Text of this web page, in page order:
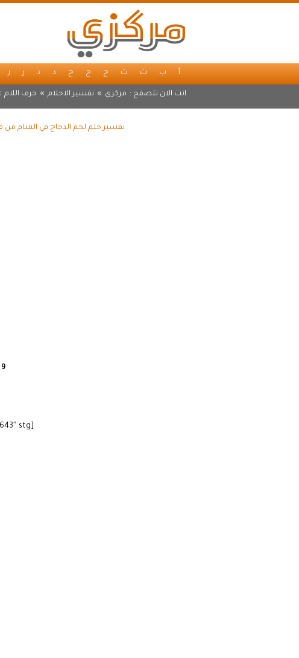
أ ب ت ث ج ح خ د ذ ر ز
انت الان تتصفح : مركزي » تفسير الاحلام » حرف اللام
تفسير حلم لحم الدجاج في المنام من
[cmamad id=”20641″ align=”floatleft” tabid=”20643″ mobid=”20643″ stg=””]